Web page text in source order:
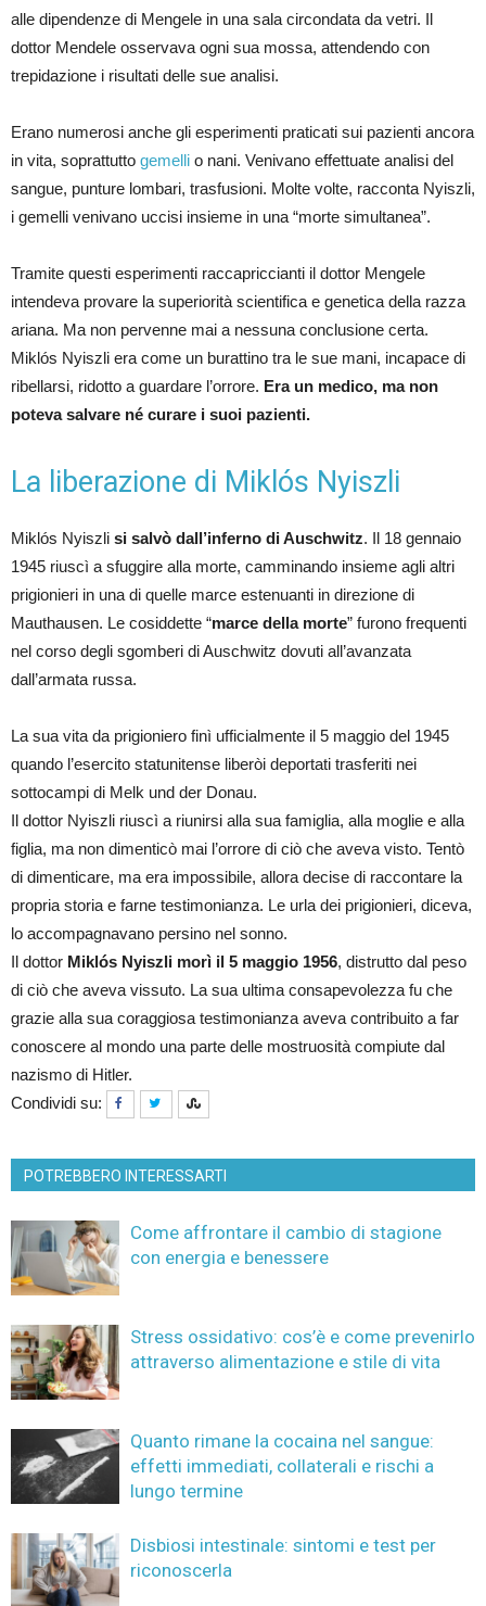
alle dipendenze di Mengele in una sala circondata da vetri. Il
dottor Mendele osservava ogni sua mossa, attendendo con
trepidazione i risultati delle sue analisi.
Erano numerosi anche gli esperimenti praticati sui pazienti ancora
in vita, soprattutto gemelli o nani. Venivano effettuate analisi del
sangue, punture lombari, trasfusioni. Molte volte, racconta Nyiszli,
i gemelli venivano uccisi insieme in una “morte simultanea”.
Tramite questi esperimenti raccapriccianti il dottor Mengele
intendeva provare la superiorità scientifica e genetica della razza
ariana. Ma non pervenne mai a nessuna conclusione certa.
Miklós Nyiszli era come un burattino tra le sue mani, incapace di
ribellarsi, ridotto a guardare l’orrore. Era un medico, ma non
poteva salvare né curare i suoi pazienti.
La liberazione di Miklós Nyiszli
Miklós Nyiszli si salvò dall’inferno di Auschwitz. Il 18 gennaio
1945 riuscì a sfuggire alla morte, camminando insieme agli altri
prigionieri in una di quelle marce estenuanti in direzione di
Mauthausen. Le cosiddette “marce della morte” furono frequenti
nel corso degli sgomberi di Auschwitz dovuti all’avanzata
dall’armata russa.
La sua vita da prigioniero finì ufficialmente il 5 maggio del 1945
quando l’esercito statunitense liberòi deportati trasferiti nei
sottocampi di Melk und der Donau.
Il dottor Nyiszli riuscì a riunirsi alla sua famiglia, alla moglie e alla
figlia, ma non dimenticò mai l’orrore di ciò che aveva visto. Tentò
di dimenticare, ma era impossibile, allora decise di raccontare la
propria storia e farne testimonianza. Le urla dei prigionieri, diceva,
lo accompagnavano persino nel sonno.
Il dottor Miklós Nyiszli morì il 5 maggio 1956, distrutto dal peso
di ciò che aveva vissuto. La sua ultima consapevolezza fu che
grazie alla sua coraggiosa testimonianza aveva contribuito a far
conoscere al mondo una parte delle mostruosità compiute dal
nazismo di Hitler.
Condividi su:
POTREBBERO INTERESSARTI
Come affrontare il cambio di stagione
con energia e benessere
Stress ossidativo: cos’è e come prevenirlo
attraverso alimentazione e stile di vita
Quanto rimane la cocaina nel sangue:
effetti immediati, collaterali e rischi a
lungo termine
Disbiosi intestinale: sintomi e test per
riconoscerla